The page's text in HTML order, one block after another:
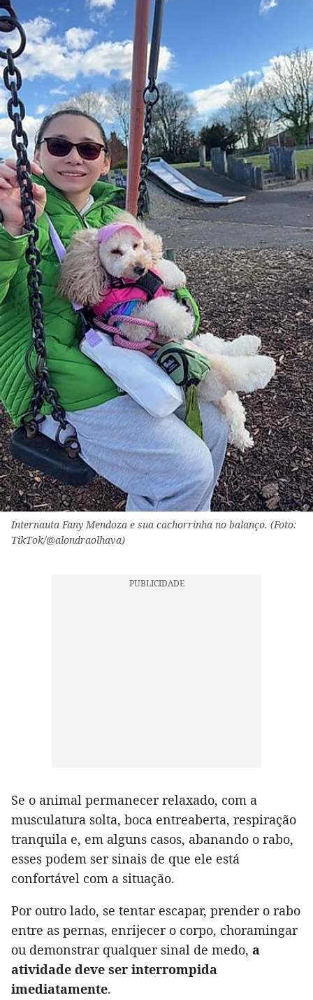
Internauta Fany Mendoza e sua cachorrinha no balanço. (Foto:
TikTok/@alondraolhava)
Se o animal permanecer relaxado, com a
musculatura solta, boca entreaberta, respiração
tranquila e, em alguns casos, abanando o rabo,
esses podem ser sinais de que ele está
confortável com a situação.
Por outro lado, se tentar escapar, prender o rabo
entre as pernas, enrijecer o corpo, choramingar
ou demonstrar qualquer sinal de medo, a
atividade deve ser interrompida
imediatamente.